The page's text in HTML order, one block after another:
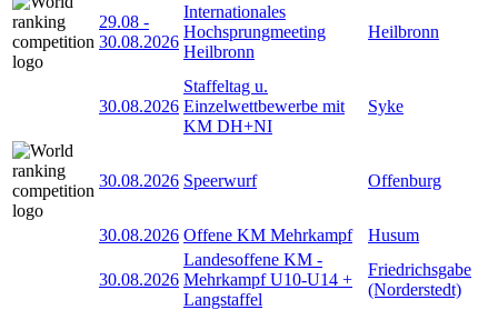
29.08 -
30.08.2026
Internationales
Hochsprungmeeting
Heilbronn
Heilbronn
30.08.2026
Staffeltag u.
Einzelwettbewerbe mit
KM DH+NI
Syke
30.08.2026 Speerwurf Offenburg
30.08.2026 Offene KM Mehrkampf Husum
30.08.2026
Landesoffene KM -
Mehrkampf U10-U14 +
Langstaffel
Friedrichsgabe
(Norderstedt)